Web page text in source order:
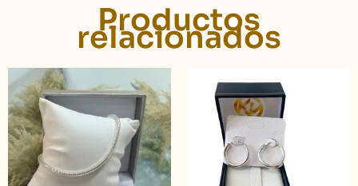
Productos
relacionados